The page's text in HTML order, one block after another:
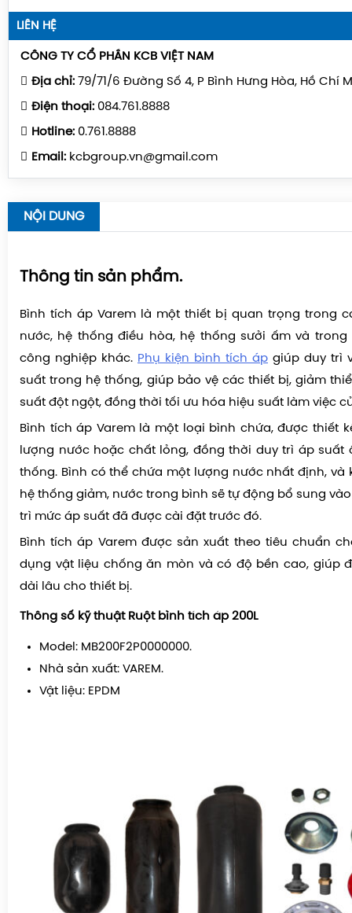
LIÊN HỆ
CÔNG TY CỔ PHẦN KCB VIỆT NAM
Địa chỉ: 79/71/6 Đường Số 4, P Bình Hưng Hòa, Hồ Chí
Điện thoại: 084.761.8888
Hotline: 0.761.8888
Email: kcbgroup.vn@gmail.com
NỘI DUNG
Thông tin sản phẩm.
Bình tích áp Varem là một thiết bị quan trọng trong
nước, hệ thống điều hòa, hệ thống sưởi ấm và
công nghiệp khác. Phụ kiện bình tích áp giúp duy trì
suất trong hệ thống, giúp bảo vệ các thiết bị, giảm
suất đột ngột, đồng thời tối ưu hóa hiệu suất làm việc
Bình tích áp Varem là một loại bình chứa, được thiết
lượng nước hoặc chất lỏng, đồng thời duy trì áp suất
thống. Bình có thể chứa một lượng nước nhất định, và
hệ thống giảm, nước trong bình sẽ tự động bổ sung
trì mức áp suất đã được cài đặt trước đó.
Bình tích áp Varem được sản xuất theo tiêu chuẩn
dụng vật liệu chống ăn mòn và có độ bền cao, giúp
dài lâu cho thiết bị.
Thông số kỹ thuật Ruột bình tích áp 200L
Model: MB200F2P0000000.
Nhà sản xuất: VAREM.
Vật liệu: EPDM